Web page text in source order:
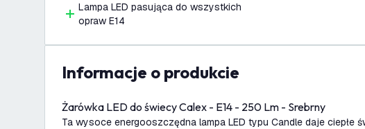
Lampa LED pasująca do wszystkich
opraw E14
informacje o produkcie
Żarówka LED do świecy Calex - E14 - 250 Lm - Srebrny
Ta wysoce energooszczędna lampa LED typu Candle daje ciepłe